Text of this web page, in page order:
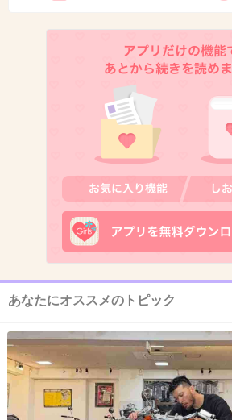
車みたいなやつに乗ってカッ
ットのとこに行ってます。
2016/02/01(月) 21:36:54
5歳の息子は千円カット。
しばらく通ってるのでスタッ
お喋りしながらやってます。
小さい頃は私が切ってたけど
が崩れるのでやっぱりプロが
13. 匿名 2016/02/01(月) 21:37:08
あなたにオススメのトピック